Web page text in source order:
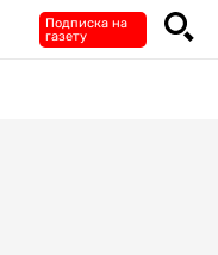
Подписка на
газету